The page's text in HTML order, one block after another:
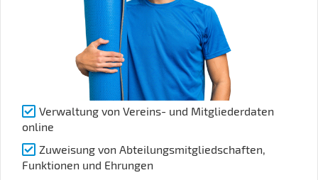
Verwaltung von Vereins- und Mitgliederdaten
online
Zuweisung von Abteilungsmitgliedschaften,
Funktionen und Ehrungen